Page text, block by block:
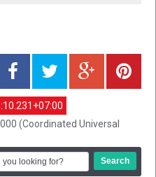
(Coordinated Universal